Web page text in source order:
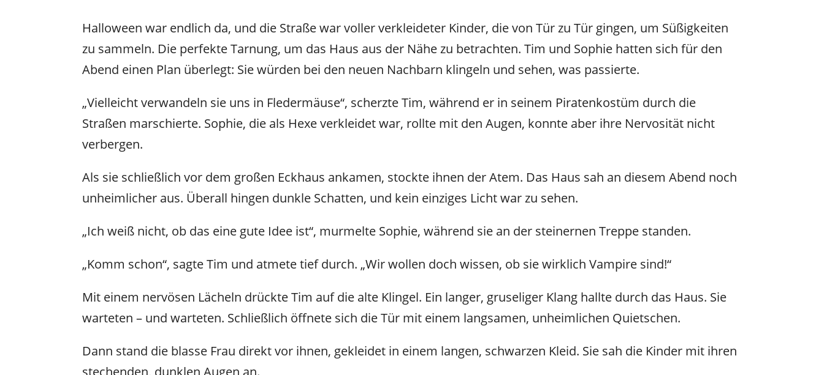
Halloween war endlich da, und die Straße war voller verkleideter Kinder, die von Tür zu Tür gingen, um Süßigkeiten
zu sammeln. Die perfekte Tarnung, um das Haus aus der Nähe zu betrachten. Tim und Sophie hatten sich für den
Abend einen Plan überlegt: Sie würden bei den neuen Nachbarn klingeln und sehen, was passierte.
„Vielleicht verwandeln sie uns in Fledermäuse“, scherzte Tim, während er in seinem Piratenkostüm durch die
Straßen marschierte. Sophie, die als Hexe verkleidet war, rollte mit den Augen, konnte aber ihre Nervosität nicht
verbergen.
Als sie schließlich vor dem großen Eckhaus ankamen, stockte ihnen der Atem. Das Haus sah an diesem Abend noch
unheimlicher aus. Überall hingen dunkle Schatten, und kein einziges Licht war zu sehen.
„Ich weiß nicht, ob das eine gute Idee ist“, murmelte Sophie, während sie an der steinernen Treppe standen.
„Komm schon“, sagte Tim und atmete tief durch. „Wir wollen doch wissen, ob sie wirklich Vampire sind!“
Mit einem nervösen Lächeln drückte Tim auf die alte Klingel. Ein langer, gruseliger Klang hallte durch das Haus. Sie
warteten – und warteten. Schließlich öffnete sich die Tür mit einem langsamen, unheimlichen Quietschen.
Dann stand die blasse Frau direkt vor ihnen, gekleidet in einem langen, schwarzen Kleid. Sie sah die Kinder mit ihren
stechenden, dunklen Augen an.